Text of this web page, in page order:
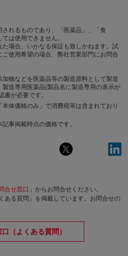
れるものであり、「医薬品」、「食
は使用できません。
場合、いかなる保証も致しかねます。試
使用希望の場合、弊社営業部門にお問合
物などを医薬品等の製造原料として製造
造専用医薬品(製品名に製造専用の表示が
書が必要です。
体価格のみ」で消費税等は含まれており
事掲載時点の価格です。
合せ窓口 」からお問合せください。
ある質問」を掲載しています。お問合せの
（よくある質問）